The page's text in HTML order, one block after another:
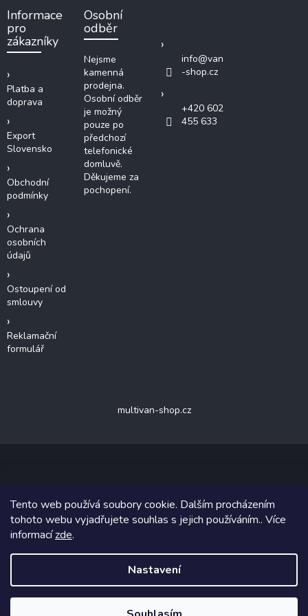
Tento web používá soubory cookie. Dalším procházením
tohoto webu vyjadřujete souhlas s jejich používáním.. Více
informacízde.
Nastavení
Informace
pro
zákazníky
Platba a
doprava
Export
Slovensko
Obchodní
podmínky
Ochrana
osobních
údajů
Ostoupení od
smlouvy
Reklamační
formulář
Osobní
odběr
Nejsme
kamenná
prodejna.
Osobní odběr
je možný
pouze po
předchozí
telefonické
domluvě.
Děkujeme za
pochopení.
info@van
-shop.cz
+420 602
455 633
multivan-shop.cz
Copyright 2026van-shop.cz . Všechna práva vyhrazena.
Upravit
nastavení cookies
Grafický návrh vytvořil a na Shoptet implementoval
Shoptetak.cz.